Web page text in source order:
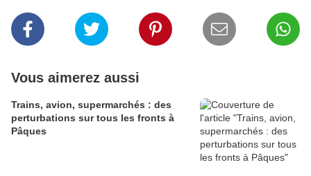
Vous aimerez aussi
Trains, avion, supermarchés : des
perturbations sur tous les fronts à
Pâques